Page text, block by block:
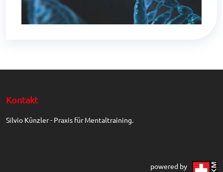
Kontakt
Silvio Künzler - Praxis für Mentaltraining.
powered by